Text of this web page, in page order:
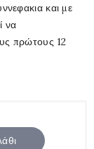
και με
να
πρώτους 12